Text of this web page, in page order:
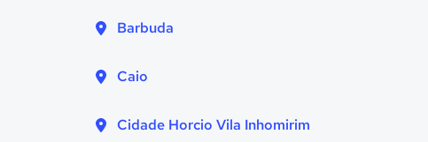
Barbuda
Caio
Cidade Horcio Vila Inhomirim